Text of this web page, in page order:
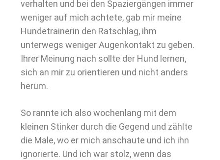
verhalten und bei den Spaziergängen immer
weniger auf mich achtete, gab mir meine
Hundetrainerin den Ratschlag, ihm
unterwegs weniger Augenkontakt zu geben.
Ihrer Meinung nach sollte der Hund lernen,
sich an mir zu orientieren und nicht anders
herum.
So rannte ich also wochenlang mit dem
kleinen Stinker durch die Gegend und zählte
die Male, wo er mich anschaute und ich ihn
ignorierte. Und ich war stolz, wenn das